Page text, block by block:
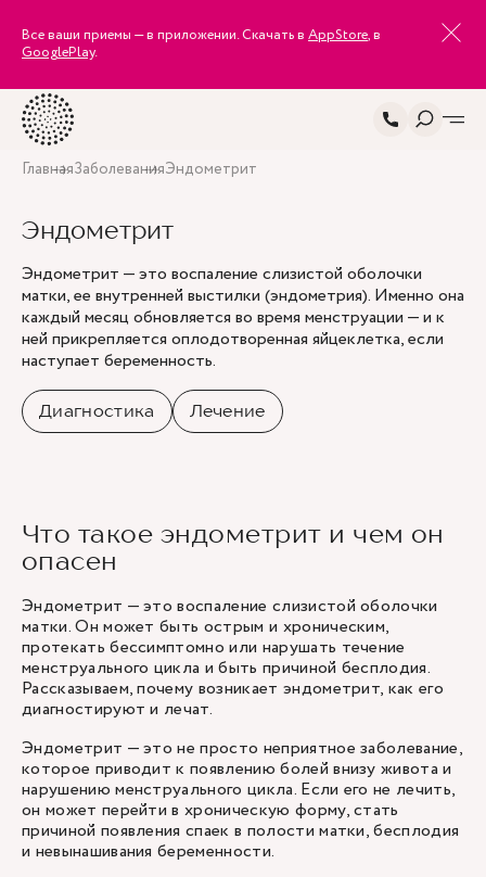
Все ваши приемы — в приложении. Скачать в AppStore, в
GooglePlay.
ГлавнаяЗаболеванияЭндометрит
Эндометрит
Эндометрит — это воспаление слизистой оболочки
матки, ее внутренней выстилки (эндометрия). Именно она
каждый месяц обновляется во время менструации — и к
ней прикрепляется оплодотворенная яйцеклетка, если
наступает беременность.
Диагностика Лечение
Что такое эндометрит и чем он
опасен
Эндометрит — это воспаление слизистой оболочки
матки. Он может быть острым и хроническим,
протекать бессимптомно или нарушать течение
менструального цикла и быть причиной бесплодия.
Рассказываем, почему возникает эндометрит, как его
диагностируют и лечат.
Эндометрит — это не просто неприятное заболевание,
которое приводит к появлению болей внизу живота и
нарушению менструального цикла. Если его не лечить,
он может перейти в хроническую форму, стать
причиной появления спаек в полости матки, бесплодия
и невынашивания беременности.